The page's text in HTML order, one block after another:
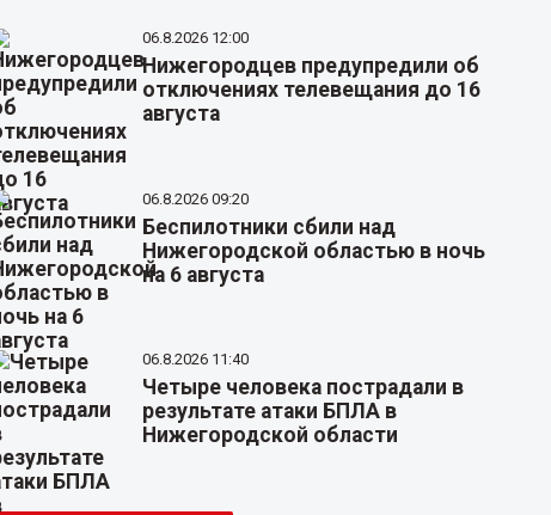
06.8.2026 12:00
Нижегородцев предупредили об
отключениях телевещания до 16
августа
06.8.2026 09:20
Беспилотники сбили над
Нижегородской областью в ночь
на 6 августа
06.8.2026 11:40
Четыре человека пострадали в
результате атаки БПЛА в
Нижегородской области